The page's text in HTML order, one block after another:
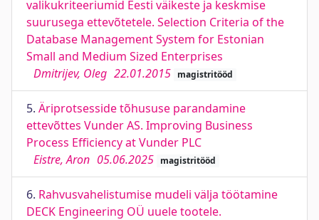
valikukriteeriumid Eesti väikeste ja keskmise
suurusega ettevõtetele. Selection Criteria of the
Database Management System for Estonian
Small and Medium Sized Enterprises
Dmitrijev, Oleg 22.01.2015 magistritööd
5. Äriprotsesside tõhususe parandamine
ettevõttes Vunder AS. Improving Business
Process Efficiency at Vunder PLC
Eistre, Aron 05.06.2025 magistritööd
6. Rahvusvahelistumise mudeli välja töötamine
DECK Engineering OÜ uuele tootele.